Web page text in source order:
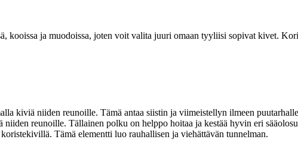
kooissa ja muodoissa, joten voit valita juuri omaan tyyliisi sopivat kivet.
kiviä niiden reunoille. Tämä antaa siistin ja viimeistellyn ilmeen
reunoille. Tällainen polku on helppo hoitaa ja kestää hyvin eri
Tämä elementti luo rauhallisen ja viehättävän tunnelman.